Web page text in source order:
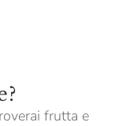
frutta e